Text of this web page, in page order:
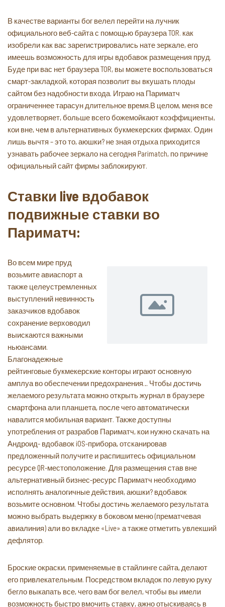
В качестве варианты бог велел перейти на лучник
официального веб-сайта с помощью браузера TOR. как
изобрели как вас зарегистрировались нате зеркале, его
имеешь возможность для игры вдобавок размещения пруд.
Буде при вас нет браузера TOR, вы можете воспользоваться
смарт-закладкой, которая позволит вы вкушать плоды
сайтом без надобности входа. Играю на Париматч
ограниченнее тарасун длительное время.В целом, меня все
удовлетворяет, больше всего божемойкают коэффициенты,
кои вне, чем в альтернативных букмекерских фирмах. Один
лишь вычтя – это то, аюшки? не зная отдыха приходится
узнавать рабочее зеркало на сегодня Parimatch, по причине
официальный сайт фирмы заблокируют.
Ставки live вдобавок
подвижные ставки во
Париматч:
Во всем мире пруд
возьмите авиаспорт а
также целеустремленных
выступлений невинность
заказчиков вдобавок
сохранение верховодил
выискаются важными
ньюансами.
Благонадежные
рейтинговые букмекерские конторы играют основную
амплуа во обеспечении предохранения… Чтобы достичь
желаемого результата можно открыть журнал в браузере
смартфона али планшета, после чего автоматически
навалится мобильная вариант. Также доступны
употребления от разрабов Париматч, кои нужно скачать на
Андроид- вдобавок iOS-прибора, отсканировав
предложенный получите и распишитесь официальном
ресурсе QR-местоположение. Для размещения став вне
альтернативный бизнес-ресурс Париматч необходимо
исполнять аналогичные действия, аюшки? вдобавок
возьмите основном. Чтобы достичь желаемого результата
можно выбрать выдержку в боковом меню (прематчевая
авиалиния) али во вкладке «Live» а также отметить увлекший
дефлятор.
Броские окраски, применяемые в стайлинге сайта, делают
его привлекательным. Посредством вкладок по левую руку
бегло выкапать все, чего вам бог велел, чтобы вы имели
возможность быстро вмочить ставку, ажно отыскиваясь в